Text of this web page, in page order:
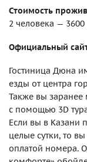
Стоимость
2 человека — 3600
Официальный
Гостиница Дюна
езды от центра
Также вы
с помощью 3D
Если вы в Казани
целые сутки, то
оплатой номера.